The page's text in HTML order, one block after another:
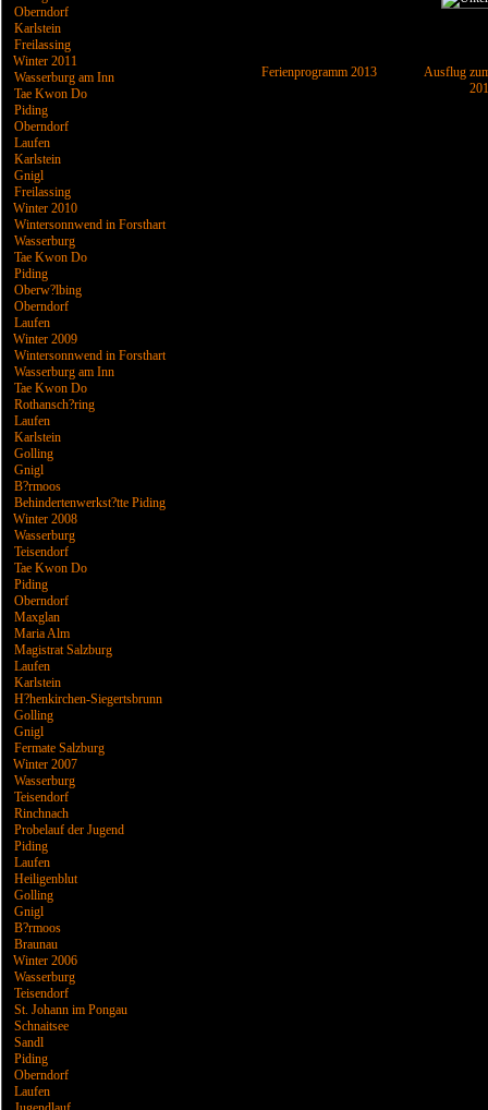
Oberndorf
Karlstein
Freilassing
Winter 2011
Wasserburg am Inn
Tae Kwon Do
Piding
Oberndorf
Laufen
Karlstein
Gnigl
Freilassing
Winter 2010
Wintersonnwend in Forsthart
Wasserburg
Tae Kwon Do
Piding
Oberw?lbing
Oberndorf
Laufen
Winter 2009
Wintersonnwend in Forsthart
Wasserburg am Inn
Tae Kwon Do
Rothansch?ring
Laufen
Karlstein
Golling
Gnigl
B?rmoos
Behindertenwerkst?tte Piding
Winter 2008
Wasserburg
Teisendorf
Tae Kwon Do
Piding
Oberndorf
Maxglan
Maria Alm
Magistrat Salzburg
Laufen
Karlstein
H?henkirchen-Siegertsbrunn
Golling
Gnigl
Fermate Salzburg
Winter 2007
Wasserburg
Teisendorf
Rinchnach
Probelauf der Jugend
Piding
Laufen
Heiligenblut
Golling
Gnigl
B?rmoos
Braunau
Winter 2006
Wasserburg
Teisendorf
St. Johann im Pongau
Schnaitsee
Sandl
Piding
Oberndorf
Laufen
Ferienprogramm 2013
Ausflug